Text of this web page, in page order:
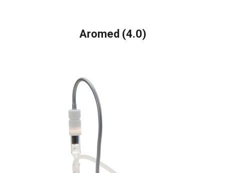
Aromed (4.0)